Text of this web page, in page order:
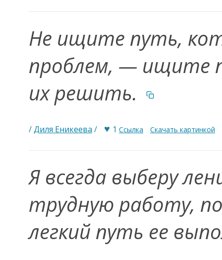
Не ищите путь,
проблем, — ищите
их решить.
/Диля Еникеева / ♥ 1 Ссылка Скачать картинкой
Я всегда выберу
трудную работу,
легкий путь ее